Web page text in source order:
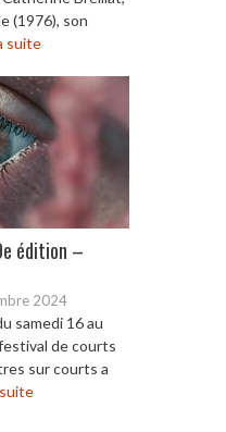
(1976), son
suite
édition –
2024
samedi 16 au
de courts
sur courts a